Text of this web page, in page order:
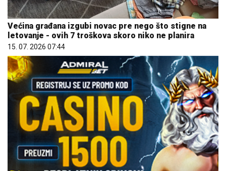
Većina građana izgubi novac pre nego što stigne na
letovanje - ovih 7 troškova skoro niko ne planira
15. 07. 2026 07:44